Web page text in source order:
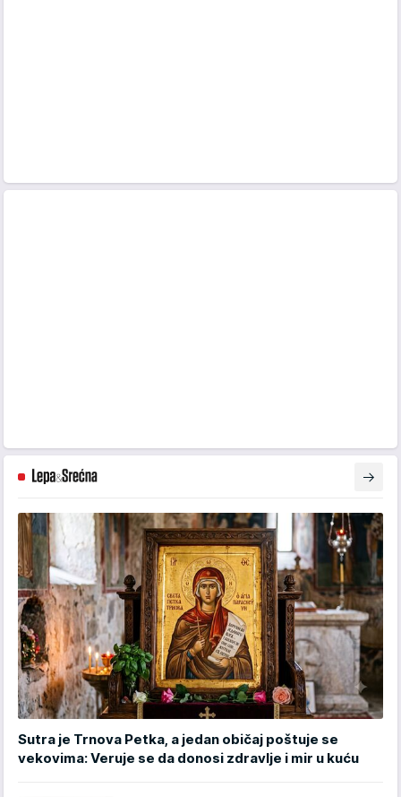
Sutra je Trnova Petka, a jedan običaj poštuje se
vekovima: Veruje se da donosi zdravlje i mir u kuću